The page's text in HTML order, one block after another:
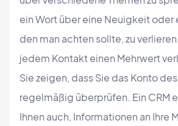
ein Wort über eine Neuigkeit oder
den man achten sollte, zu
jedem Kontakt einen Mehrwert
Sie zeigen, dass Sie das Konto
regelmäßig überprüfen. Ein CRM
Ihnen auch, Informationen an Ihre